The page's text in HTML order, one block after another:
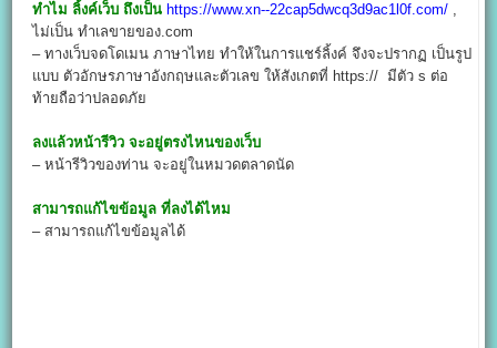
ทำไม ลิ้งค์เว็บ ถึงเป็น https://www.xn--22cap5dwcq3d9ac1l0f.com/ ,
ไม่เป็น ทำเลขายของ.com
– ทางเว็บจดโดเมน ภาษาไทย ทำให้ในการแชร์ลิ้งค์ จึงจะปรากฏ เป็นรูป
แบบ ตัวอักษรภาษาอังกฤษและตัวเลข ให้สังเกตที่ https:// มีตัว s ต่อ
ท้ายถือว่าปลอดภัย
ลงแล้วหน้ารีวิว จะอยู่ตรงไหนของเว็บ
– หน้ารีวิวของท่าน จะอยู่ในหมวดตลาดนัด
สามารถแก้ไขข้อมูล ที่ลงได้ไหม
– สามารถแก้ไขข้อมูลได้